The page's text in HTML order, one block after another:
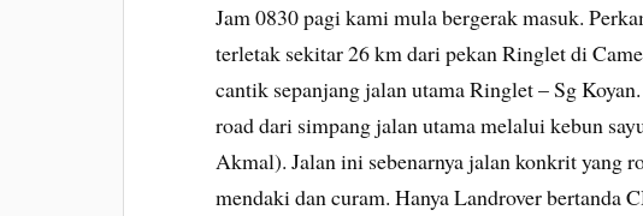
Jam 0830 pagi kami mula bergerak masuk.
terletak sekitar 26 km dari pekan Ringlet di
cantik sepanjang jalan utama Ringlet – Sg
road dari simpang jalan utama melalui kebun
Akmal). Jalan ini sebenarnya jalan konkrit yang
mendaki dan curam. Hanya Landrover bertanda